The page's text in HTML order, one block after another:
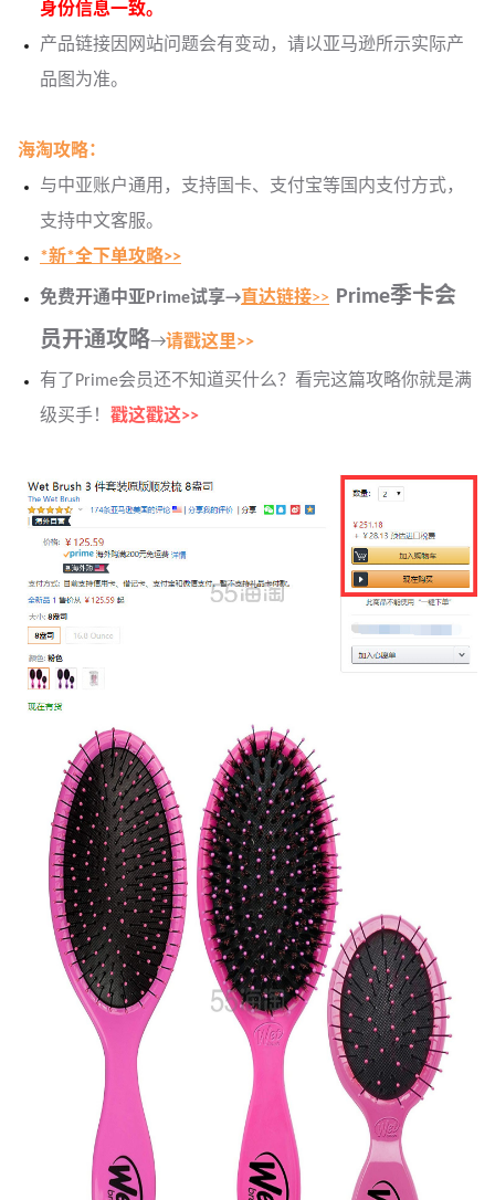
身份信息一致。
产品链接因网站问题会有变动，请以亚马逊所示实际产
品图为准。
海淘攻略：
与中亚账户通用，支持国卡、支付宝等国内支付方式，
支持中文客服。
*新*全下单攻略>>
免费开通中亚Prime试享→ 直达链接>> Prime季卡会
员开通攻略→请戳这里>>
有了Prime会员还不知道买什么？看完这篇攻略你就是满
级买手！ 戳这戳这>>